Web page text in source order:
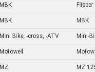
MBK Flipper
MBK MBK
Mini Bike, -cross, -ATV Mini-
Motowell
MZ MZ